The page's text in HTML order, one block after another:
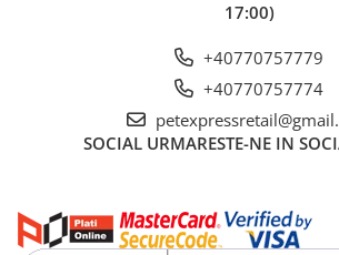
17:00)
+40770757779
+40770757774
SOCIAL URMARESTE-NE IN